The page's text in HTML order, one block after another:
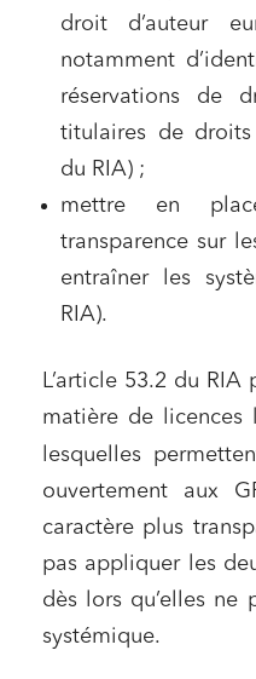
droit d’auteur
notamment
réservations de
titulaires de droits
du RIA) ;
mettre en
transparence sur
entraîner les
RIA).
L’article 53.2 du
matière de licences
lesquelles
ouvertement aux
caractère plus
pas appliquer les
dès lors qu’elles ne
systémique.